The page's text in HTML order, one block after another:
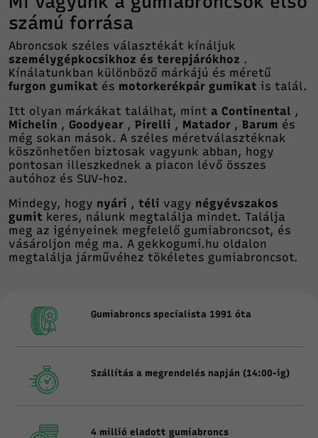
számú forrása
Abroncsok széles választékát kínáljuk
személygépkocsikhoz és terepjárókhoz .
Kínálatunkban különböző márkájú és méretű
furgon gumikat és motorkerékpár gumikat is talál.
Itt olyan márkákat találhat, mint a Continental ,
Michelin , Goodyear , Pirelli , Matador , Barum és
még sokan mások. A széles méretválasztéknak
köszönhetően biztosak vagyunk abban, hogy
pontosan illeszkednek a piacon lévő összes
autóhoz és SUV-hoz.
Mindegy, hogy nyári , téli vagy négyévszakos
gumit keres, nálunk megtalálja mindet. Találja
meg az igényeinek megfelelő gumiabroncsot, és
vásároljon még ma. A gekkogumi.hu oldalon
megtalálja járművéhez tökéletes gumiabroncsot.
Gumiabroncs specialista 1991 óta
Szállítás a megrendelés napján (14:00-ig)
4 millió eladott gumiabroncs